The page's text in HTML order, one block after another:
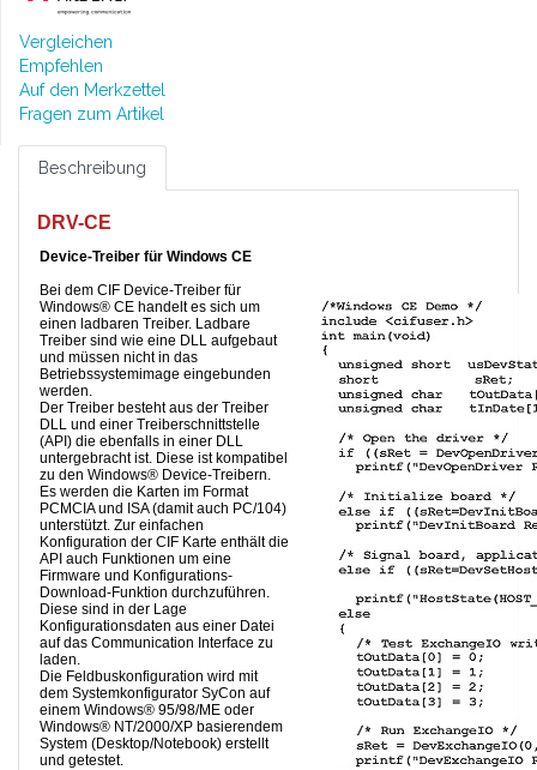
Vergleichen
Empfehlen
Auf den Merkzettel
Fragen zum Artikel
Beschreibung
DRV-CE
Device-Treiber für Windows CE
Bei dem CIF Device-Treiber für
Windows® CE handelt es sich um
einen ladbaren Treiber. Ladbare
Treiber sind wie eine DLL aufgebaut
und müssen nicht in das
Betriebssystemimage eingebunden
werden.
Der Treiber besteht aus der Treiber
DLL und einer Treiberschnittstelle
(API) die ebenfalls in einer DLL
untergebracht ist. Diese ist kompatibel
zu den Windows® Device-Treibern.
Es werden die Karten im Format
PCMCIA und ISA (damit auch PC/104)
unterstützt. Zur einfachen
Konfiguration der CIF Karte enthält die
API auch Funktionen um eine
Firmware und Konfigurations-
Download-Funktion durchzuführen.
Diese sind in der Lage
Konfigurationsdaten aus einer Datei
auf das Communication Interface zu
laden.
Die Feldbuskonfiguration wird mit
dem Systemkonfigurator SyCon auf
einem Windows® 95/98/ME oder
Windows® NT/2000/XP basierendem
System (Desktop/Notebook) erstellt
und getestet.